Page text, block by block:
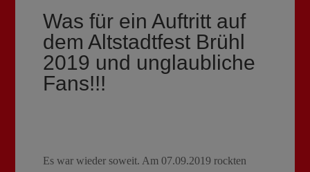
Was für ein Auftritt auf
dem Altstadtfest Brühl
2019 und unglaubliche
Fans!!!
Es war wieder soweit. Am 07.09.2019 rockten